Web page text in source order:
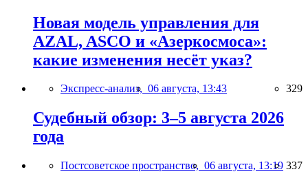
Новая модель управления для
AZAL, ASCO и «Азеркосмоса»:
какие изменения несёт указ?
Экспресс-анализ, 06 августа, 13:43 329
Судебный обзор: 3–5 августа 2026
года
Постсоветское пространство, 06 августа, 13:19 337